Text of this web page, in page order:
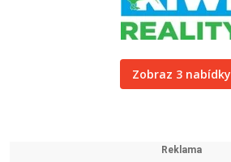
Zobraz 3 nabídky